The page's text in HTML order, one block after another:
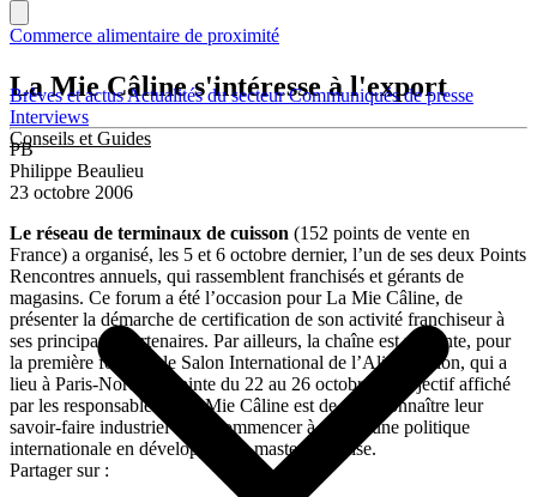
Brèves et actusActualités du secteurCommuniqués de presse
Interviews
Conseils et Guides
Commerce alimentaire de proximité
La Mie Câline s'intéresse à l'export
PB
Philippe Beaulieu
23 octobre 2006
Le réseau de terminaux de cuisson (152 points de vente en
France) a organisé, les 5 et 6 octobre dernier, l’un de ses deux Points
Rencontres annuels, qui rassemblent franchisés et gérants de
magasins. Ce forum a été l’occasion pour La Mie Câline, de
présenter la démarche de certification de son activité franchiseur à
ses principaux partenaires. Par ailleurs, la chaîne est présente, pour
la première fois, sur le Salon International de l’Alimentation, qui a
lieu à Paris-Nord Villepinte du 22 au 26 octobre. L’objectif affiché
par les responsables de la Mie Câline est de faire connaître leur
savoir-faire industriel et de commencer à mener une politique
internationale en développant la masterfranchise.
Partager sur :